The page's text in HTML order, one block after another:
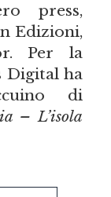
press,
Edizioni,
Per la
Digital ha
di
– L’isola